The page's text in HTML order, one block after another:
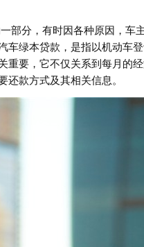
部分，有时因各种原因，车
绿本贷款，是指以机动车登
重要，它不仅关系到每月的
款方式及其相关信息。